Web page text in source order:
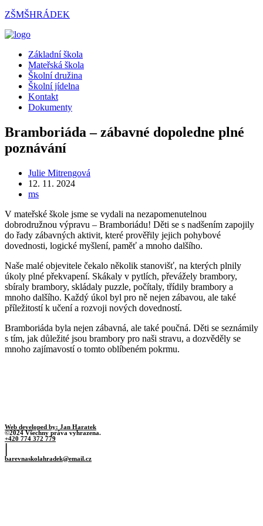
Přejít
obsahu
ZŠMŠHRÁDEK
Menu
Základní škola
Mateřská škola
Školní družina
Školní jídelna
Kontakt
Dokumenty
Bramboriáda – zábavné dopoledne plné
poznávání
Autor
příspěvku
Julie Mitrengová
Příspěvek
byl
12. 11. 2024
Rubriky
ms
V mateřské škole jsme se vydali na nezapomenutelnou
dobrodružnou výpravu – Bramboriádu! Děti se s nadšením zapojily
do řady zábavných aktivit, které prověřily jejich pohybové
dovednosti, logické myšlení, paměť a mnoho dalšího.
Naše malé objevitele čekalo několik stanovišť, na kterých plnily
úkoly plné překvapení. Skákaly v pytlích, převážely brambory,
sbíraly brambory, skládaly puzzle, počítaly, třídily brambory a
mnoho dalšího. Každý úkol byl pro ně nejen zábavou, ale také
příležitostí k učení a rozvoji nových dovedností.
Bramboriáda byla nejen zábavná, ale také poučná. Děti se seznámily
s tím, jak důležité jsou brambory pro naši stravu, a dozvěděly se
mnoho zajímavostí o tomto oblíbeném pokrmu.
Web developed by: Jan Haratek
©2024 Všechny práva vyhrazena.
+420 774 372 779
|
barevnaskolahradek@email.cz